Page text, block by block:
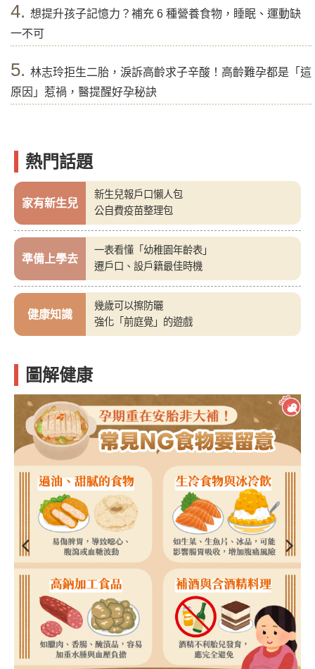
4. 想提升孩子記憶力？補充 6 種營養食物，睡眠、運動缺
一不可
5. 林志玲拒生二胎，淚訴高齡求子辛酸！高齡難孕都是「這
原因」惹禍，醫提醒好孕秘訣
熱門話題
家有新生兒
新生兒報戶口懶人包
公自費疫苗整理包
準備上學去
一表看懂「幼稚園年齡表」
遷戶口、設戶籍最佳時機
健康知識
幾歲可以擦防曬
強化「前庭覺」的遊戲
圖解健康